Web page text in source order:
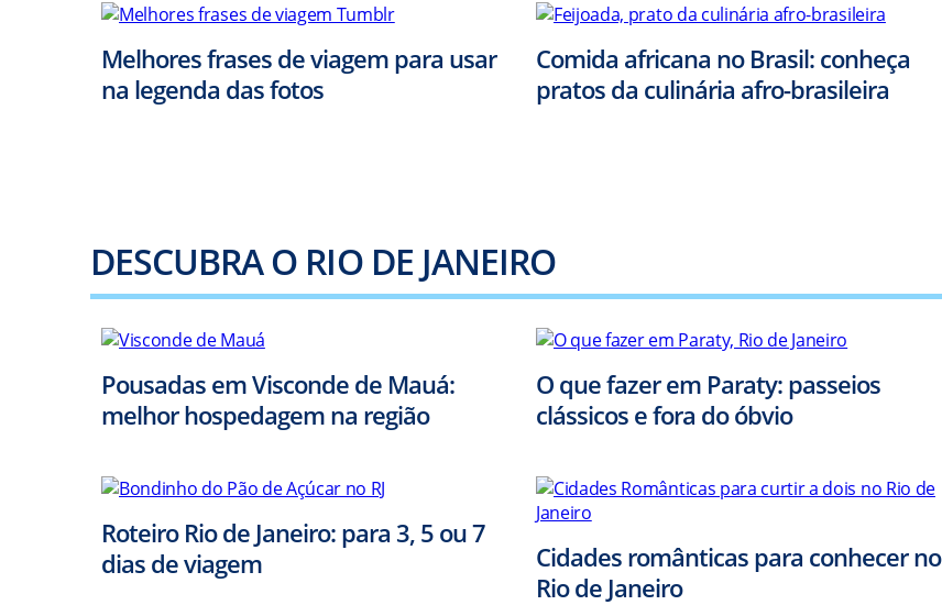
Melhores frases de viagem para usar
na legenda das fotos
Comida africana no Brasil: conheça
pratos da culinária afro-brasileira
DESCUBRA O RIO DE JANEIRO
Pousadas em Visconde de Mauá:
melhor hospedagem na região
O que fazer em Paraty: passeios
clássicos e fora do óbvio
Roteiro Rio de Janeiro: para 3, 5 ou 7
dias de viagem
Cidades românticas para conhecer no
Rio de Janeiro